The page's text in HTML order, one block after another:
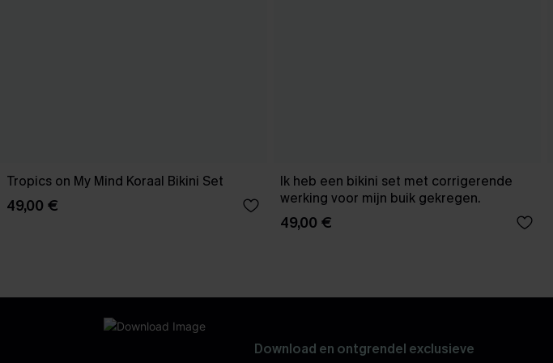
Tropics on My Mind Koraal Bikini Set
49,00 €
Ik heb een bikini set met corrigerende
werking voor mijn buik gekregen.
49,00 €
Download en ontgrendel exclusieve